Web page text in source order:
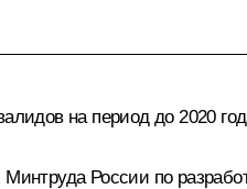
на период до 2020
России по